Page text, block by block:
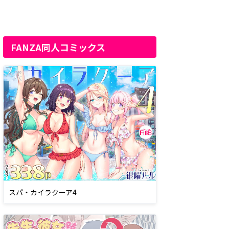
FANZA同人コミックス
スパ・カイラクーア4